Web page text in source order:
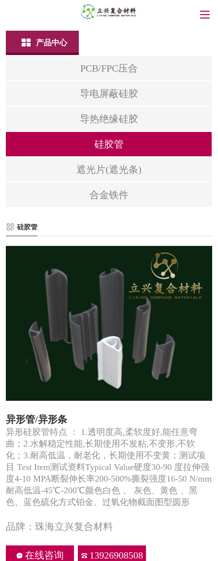
产品中心
PCB/FPC压合
导电屏蔽硅胶
导热绝缘硅胶
硅胶管
遮光片(遮光条)
合金铁件
硅胶管
异形管/异形条
异形硅胶管特点 ： 1.透明度高,柔软度好,能任意弯
曲；2.水解稳定性能,长期使用不发粘,不变形,不软
化；3.耐高低温，耐老化，长期使用不变黄；测试项
目 Test Item测试资料Typical Value硬度30-90 度拉伸强
度4-10 MPA断裂伸长率200-500%撕裂强度16-50 N/mm
耐高低温-45℃-200℃颜色白色 、 灰色、黄色 、黑
色、蓝色硫化方式铂金、过氧化物截面图型圆形
品牌：珠海立兴复合材料
在线咨询
13926908508